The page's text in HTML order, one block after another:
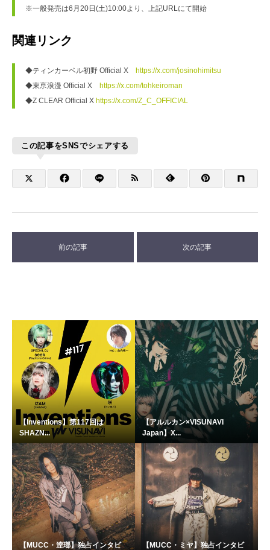
※一般発売は6月20日(土)10:00より、上記URLにて開始
関連リンク
◆ティンカーベル初野 Official X https://x.com/josinohimitsu
◆東亰浪漫 Official X https://x.com/tohkeiroman
◆Z CLEAR Official X https://x.com/Z_C_OFFICIAL
この記事をSNSでシェアする
前の記事 次の記事
【Inventions】第117回は
SHAZN...
【アルルカン×VISUNAVI
Japan】X...
【MUCC・逹瑯】独占インタビ
【MUCC・ミヤ】独占インタビ